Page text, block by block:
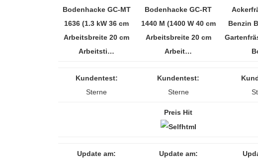
Bodenhacke GC-MT
1636 (1.3 kW 36 cm
Arbeitsbreite 20 cm
Arbeitsti…
Bodenhacke GC-RT
1440 M (1400 W 40 cm
Arbeitsbreite 20 cm
Arbeit…
Benzin
Kundentest:
Sterne
Kundentest:
Sterne
Preis Hit
Update am: Update am: